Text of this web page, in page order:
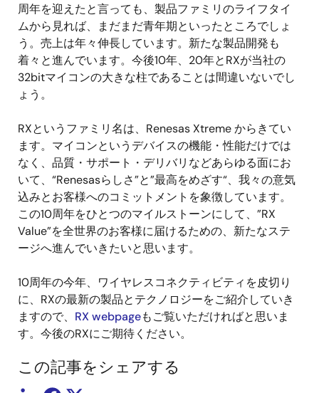
周年を迎えたと言っても、製品ファミリのライフタイ
ムから見れば、まだまだ青年期といったところでしょ
う。売上は年々伸長しています。新たな製品開発も
着々と進んでいます。今後10年、20年とRXが当社の
32bitマイコンの大きな柱であることは間違いないでし
ょう。
RXというファミリ名は、Renesas Xtreme からきてい
ます。マイコンというデバイスの機能・性能だけでは
なく、品質・サポート・デリバリなどあらゆる面にお
いて、“Renesasらしさ”と”最高をめざす“、我々の意気
込みとお客様へのコミットメントを象徴しています。
この10周年をひとつのマイルストーンにして、”RX
Value”を全世界のお客様に届けるための、新たなステ
ージへ進んでいきたいと思います。
10周年の今年、ワイヤレスコネクティビティを皮切り
に、RXの最新の製品とテクノロジーをご紹介していき
ますので、 RX webpageもご覧いただければと思いま
す。今後のRXにご期待ください。
この記事をシェアする